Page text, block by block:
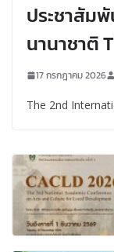
ประชาสัม
นานาชาติ
Sciences
17 กรกฎาคม 2026
The 2nd